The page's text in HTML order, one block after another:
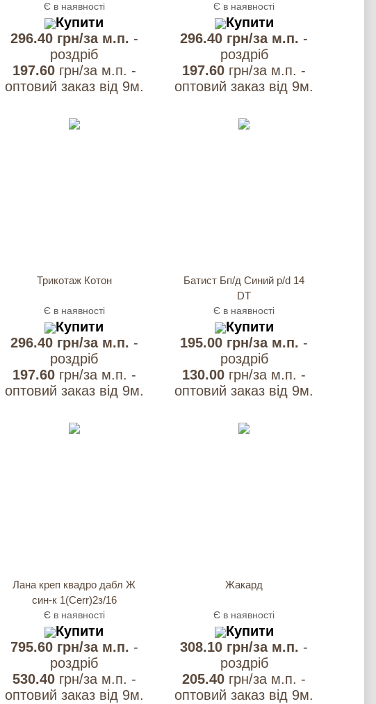
Є в наявності
Купити
296.40 грн/за м.п. -
роздрiб
197.60 грн/за м.п. -
оптовий заказ вiд 9м.
Є в наявності
Купити
296.40 грн/за м.п. -
роздрiб
197.60 грн/за м.п. -
оптовий заказ вiд 9м.
Трикотаж Котон
Є в наявності
Купити
296.40 грн/за м.п. -
роздрiб
197.60 грн/за м.п. -
оптовий заказ вiд 9м.
Батист Бп/д Синий p/d 14
DT
Є в наявності
Купити
195.00 грн/за м.п. -
роздрiб
130.00 грн/за м.п. -
оптовий заказ вiд 9м.
Лана креп квадро дабл Ж
син-к 1(Cerr)2з/16
Є в наявності
Купити
795.60 грн/за м.п. -
роздрiб
530.40 грн/за м.п. -
оптовий заказ вiд 9м.
Жакард
Є в наявності
Купити
308.10 грн/за м.п. -
роздрiб
205.40 грн/за м.п. -
оптовий заказ вiд 9м.